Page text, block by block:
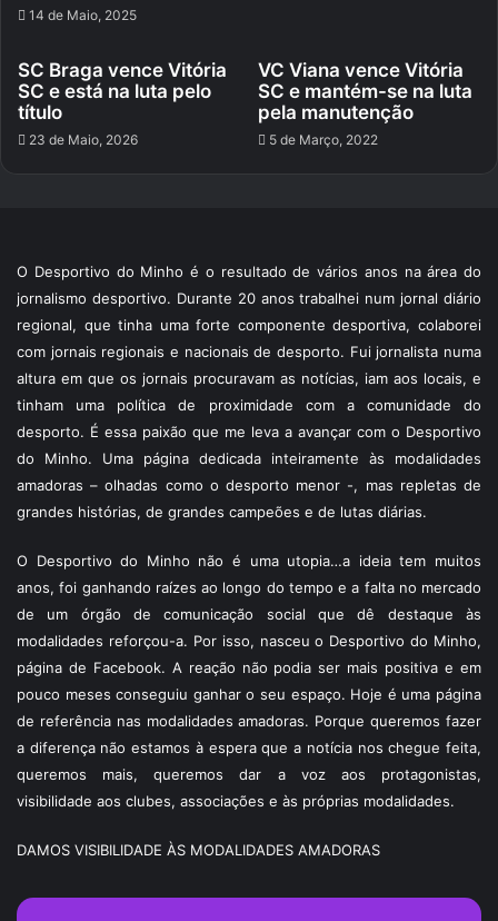
14 de Maio, 2025
SC Braga vence Vitória
SC e está na luta pelo
título
23 de Maio, 2026
VC Viana vence Vitória
SC e mantém-se na luta
pela manutenção
5 de Março, 2022
O Desportivo do Minho é o resultado de vários anos na área do
jornalismo desportivo. Durante 20 anos trabalhei num jornal diário
regional, que tinha uma forte componente desportiva, colaborei
com jornais regionais e nacionais de desporto. Fui jornalista numa
altura em que os jornais procuravam as notícias, iam aos locais, e
tinham uma política de proximidade com a comunidade do
desporto. É essa paixão que me leva a avançar com o Desportivo
do Minho. Uma página dedicada inteiramente às modalidades
amadoras – olhadas como o desporto menor -, mas repletas de
grandes histórias, de grandes campeões e de lutas diárias.
O Desportivo do Minho não é uma utopia…a ideia tem muitos
anos, foi ganhando raízes ao longo do tempo e a falta no mercado
de um órgão de comunicação social que dê destaque às
modalidades reforçou-a. Por isso, nasceu o Desportivo do Minho,
página de Facebook. A reação não podia ser mais positiva e em
pouco meses conseguiu ganhar o seu espaço. Hoje é uma página
de referência nas modalidades amadoras. Porque queremos fazer
a diferença não estamos à espera que a notícia nos chegue feita,
queremos mais, queremos dar a voz aos protagonistas,
visibilidade aos clubes, associações e às próprias modalidades.
DAMOS VISIBILIDADE ÀS MODALIDADES AMADORAS